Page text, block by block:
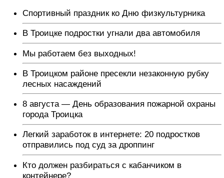
Спортивный праздник ко Дню физкультурника
В Троицке подростки угнали два автомобиля
Мы работаем без выходных!
В Троицком районе пресекли незаконную рубку
лесных насаждений
8 августа — День образования пожарной охраны
города Троицка
Легкий заработок в интернете: 20 подростков
отправились под суд за дроппинг
Кто должен разбираться с кабанчиком в
контейнере?